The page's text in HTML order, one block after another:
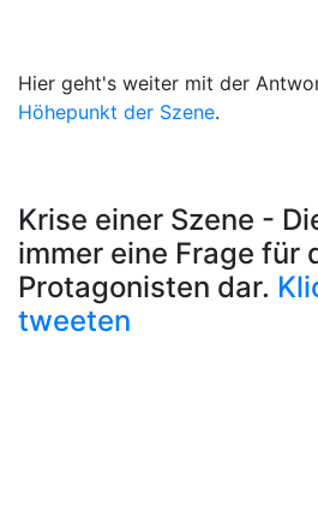
Hier geht's weiter mit der
Höhepunkt der Szene.
Krise einer Szene -
immer eine Frage für
Protagonisten dar.
tweeten